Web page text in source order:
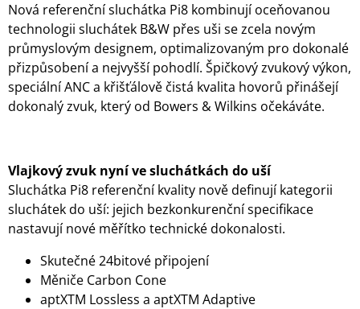
Nová referenční sluchátka Pi8 kombinují oceňovanou
technologii sluchátek B&W přes uši se zcela novým
průmyslovým designem, optimalizovaným pro dokonalé
přizpůsobení a nejvyšší pohodlí. Špičkový zvukový výkon,
speciální ANC a křišťálově čistá kvalita hovorů přinášejí
dokonalý zvuk, který od Bowers & Wilkins očekáváte.
Vlajkový zvuk nyní ve sluchátkách do uší
Sluchátka Pi8 referenční kvality nově definují kategorii
sluchátek do uší: jejich bezkonkurenční specifikace
nastavují nové měřítko technické dokonalosti.
Skutečné 24bitové připojení
Měniče Carbon Cone
aptXTM Lossless a aptXTM Adaptive